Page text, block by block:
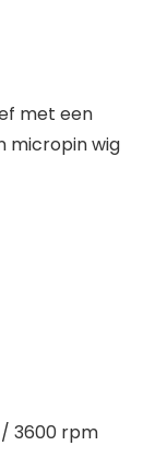
met een
micropin wig
/ 3600 rpm